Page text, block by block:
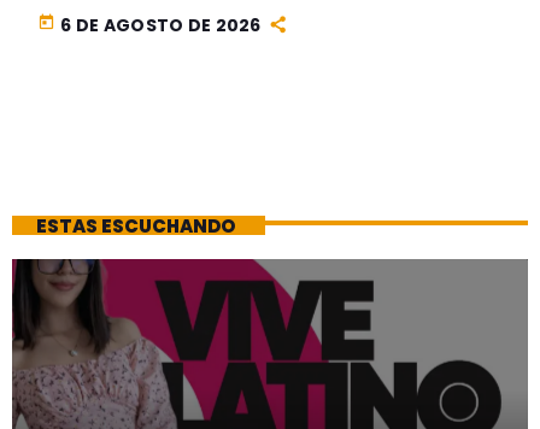
today 6 DE AGOSTO DE 2026
ESTAS ESCUCHANDO